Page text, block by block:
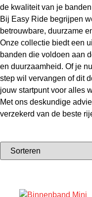
de kwaliteit van je
Bij Easy Ride begrijpen
betrouwbare, duurzame
Onze collectie biedt een
banden die voldoen aan
en duurzaamheid. Of je
step wil vervangen of dit
jouw startpunt voor alles
Met ons deskundige
verzekerd van de beste